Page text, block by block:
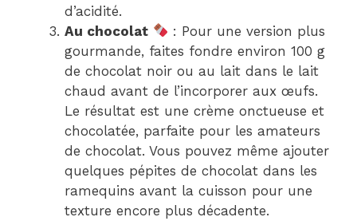
d’acidité.
Au chocolat
: Pour une version plus
gourmande, faites fondre environ 100 g
de chocolat noir ou au lait dans le lait
chaud avant de l’incorporer aux œufs.
Le résultat est une crème onctueuse et
chocolatée, parfaite pour les amateurs
de chocolat. Vous pouvez même ajouter
quelques pépites de chocolat dans les
ramequins avant la cuisson pour une
texture encore plus décadente.